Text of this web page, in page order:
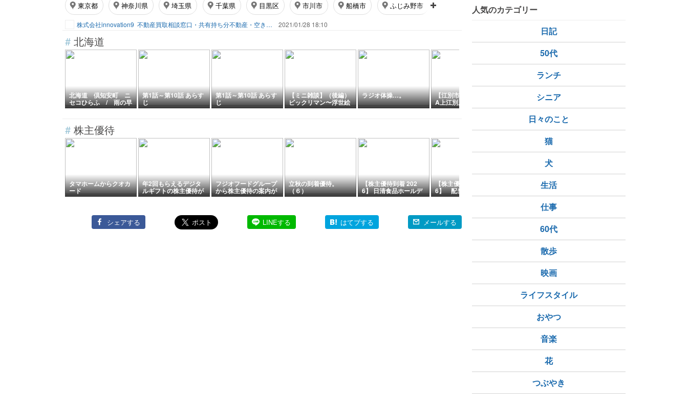
東京都 神奈川県 埼玉県 千葉県 目黒区 市川市 船橋市 ふじみ野市 川越市
株式会社innovation9 不動産買取相談窓口・共有持ち分不動産・空き家無料相談窓口・相続問題解決・不動産管理 株式会社innovation9 イノベーションナインのブログ 2021/01/28 18:10
# 北海道
北海道 倶知安町 ニ
セコひらふ / 雨の早
朝に高級リゾート地を
第1話～第10話 あらす
じ
第1話～第10話 あらす
じ
【ミニ雑談】（後編）
ビックリマン〜浮世絵
天使vs悪魔10個の結果
ラジオ体操…。 【江別市】「TSUTAY
A上江別店」内に「サ
ンドラッグ上江別店」
# 株主優待
タマホームからクオカ
ード
年2回もらえるデジタ
ルギフトの株主優待が
魅力！PayPay・Ama
フジオフードグループ
から株主優待の案内が
届きました
立秋の到着優待。
（６）
【株主優待到着 202
6】 日清食品ホールデ
ィングス(株) [2897]
【株主優待到着 202
6】 配当と優待を合
わせた利回り６％以
子優待券
【株主優待生活】2026
年2回目 | フジオフード
グループ本社から株主
優待の案内が届きまし
設しました
シェアする LINEする はてブする メールする
人気のカテゴリー
日記
50代
ランチ
シニア
日々のこと
猫
犬
生活
仕事
60代
散歩
映画
ライフスタイル
おやつ
音楽
花
つぶやき